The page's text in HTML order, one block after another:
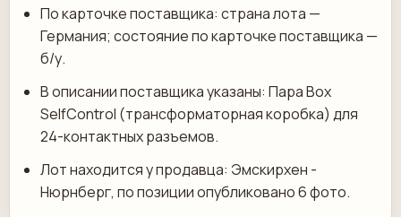
По карточке поставщика: страна лота —
Германия; состояние по карточке поставщика —
б/у.
В описании поставщика указаны: Пара Box
SelfControl (трансформаторная коробка) для
24-контактных разъемов.
Лот находится у продавца: Эмскирхен -
Нюрнберг, по позиции опубликовано 6 фото.